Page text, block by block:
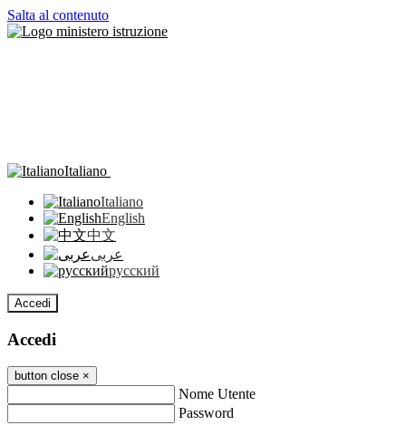
Salta al contenuto
Italiano
Italiano
English
中文
عربى
русский
Accedi
Accedi
button close ×
Nome Utente
Password